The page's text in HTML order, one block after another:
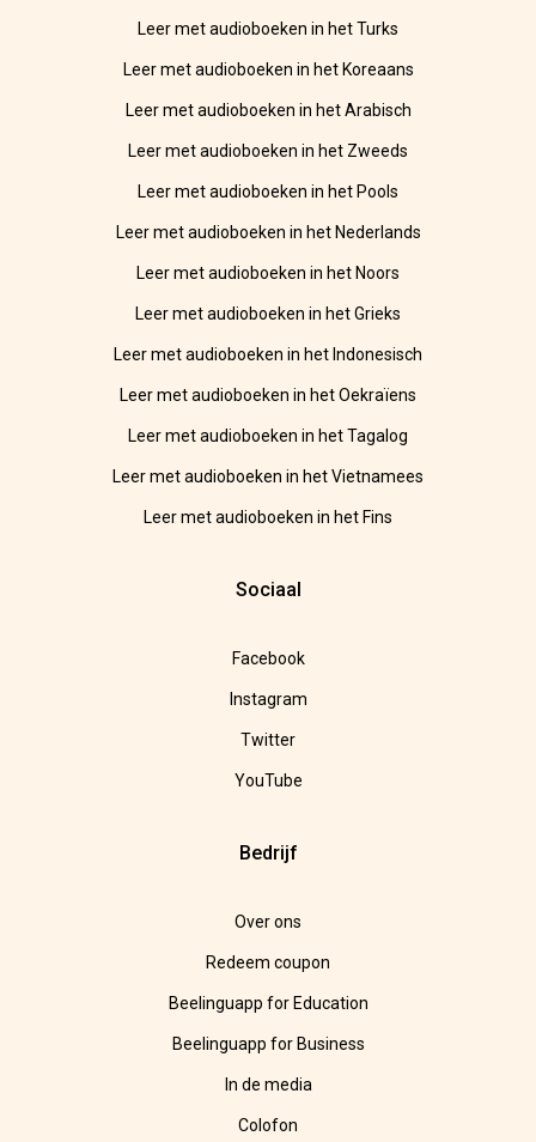
Leer met audioboeken in het Turks
Leer met audioboeken in het Koreaans
Leer met audioboeken in het Arabisch
Leer met audioboeken in het Zweeds
Leer met audioboeken in het Pools
Leer met audioboeken in het Nederlands
Leer met audioboeken in het Noors
Leer met audioboeken in het Grieks
Leer met audioboeken in het Indonesisch
Leer met audioboeken in het Oekraïens
Leer met audioboeken in het Tagalog
Leer met audioboeken in het Vietnamees
Leer met audioboeken in het Fins
Sociaal
Facebook
Instagram
Twitter
YouTube
Bedrijf
Over ons
Redeem coupon
Beelinguapp for Education
Beelinguapp for Business
In de media
Colofon